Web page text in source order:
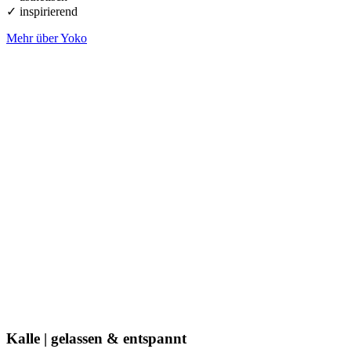
✓ inspirierend
Mehr über Yoko
Kalle | gelassen & entspannt